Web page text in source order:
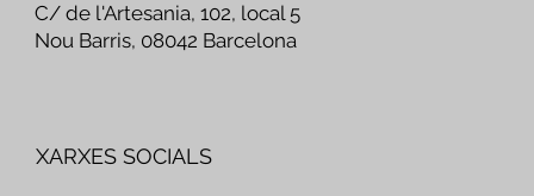
C/ de l'Artesania, 102, local 5
Nou Barris, 08042 Barcelona
XARXES SOCIALS